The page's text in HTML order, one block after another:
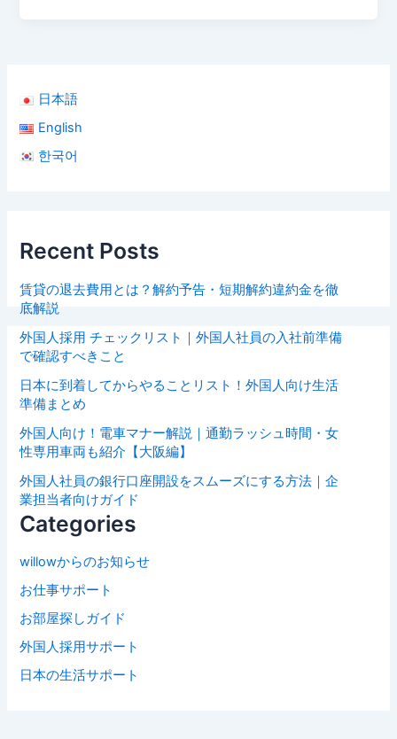
日本語
English
한국어
Recent Posts
賃貸の退去費用とは？解約予告・短期解約違約金を徹
底解説
外国人採用 チェックリスト｜外国人社員の入社前準備
で確認すべきこと
日本に到着してからやることリスト！外国人向け生活
準備まとめ
外国人向け！電車マナー解説｜通勤ラッシュ時間・女
性専用車両も紹介【大阪編】
外国人社員の銀行口座開設をスムーズにする方法｜企
業担当者向けガイド
Categories
willowからのお知らせ
お仕事サポート
お部屋探しガイド
外国人採用サポート
日本の生活サポート